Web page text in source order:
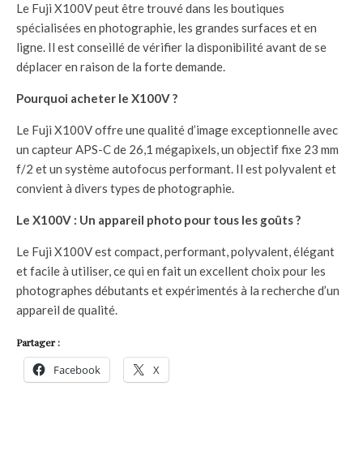
Le Fuji X100V peut être trouvé dans les boutiques
spécialisées en photographie, les grandes surfaces et en
ligne. Il est conseillé de vérifier la disponibilité avant de se
déplacer en raison de la forte demande.
Pourquoi acheter le X100V ?
Le Fuji X100V offre une qualité d’image exceptionnelle avec
un capteur APS-C de 26,1 mégapixels, un objectif fixe 23 mm
f/2 et un système autofocus performant. Il est polyvalent et
convient à divers types de photographie.
Le X100V : Un appareil photo pour tous les goûts ?
Le Fuji X100V est compact, performant, polyvalent, élégant
et facile à utiliser, ce qui en fait un excellent choix pour les
photographes débutants et expérimentés à la recherche d’un
appareil de qualité.
Partager :
Facebook X